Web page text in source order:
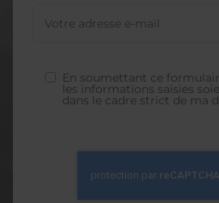
En soumettant ce
les informations saisies
dans le cadre strict de ma